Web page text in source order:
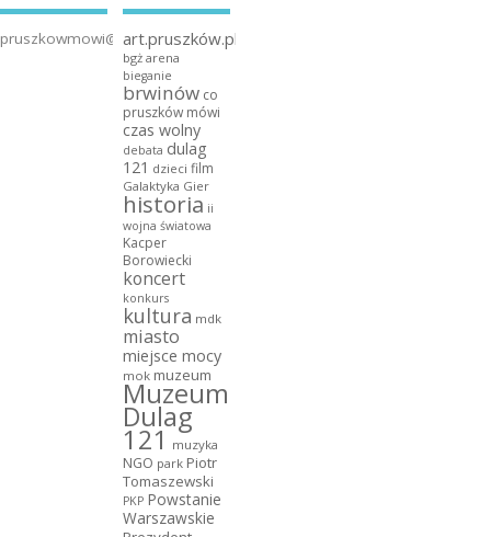
pruszkowmowi@gmail.com
art.pruszków.pl
bgż arena
bieganie
brwinów co
pruszków mówi
czas wolny
debata dulag
121 dzieci film
Galaktyka Gier
historia ii
wojna światowa
Kacper
Borowiecki
koncert
konkurs
kultura mdk
miasto
miejsce mocy
mok muzeum
Muzeum
Dulag
121 muzyka
NGO park Piotr
Tomaszewski
PKP Powstanie
Warszawskie